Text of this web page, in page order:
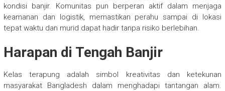
kondisi banjir. Komunitas pun berperan aktif dalam menjaga
keamanan dan logistik, memastikan perahu sampai di lokasi
tepat waktu dan murid dapat hadir tanpa risiko berlebihan.
Harapan di Tengah Banjir
Kelas terapung adalah simbol kreativitas dan ketekunan
masyarakat Bangladesh dalam menghadapi tantangan alam.